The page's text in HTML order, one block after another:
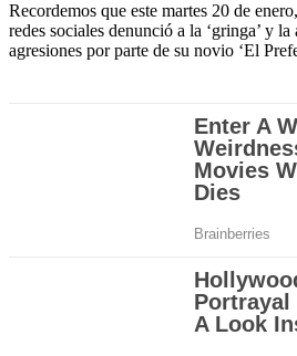
Recordemos que este martes 20 de
redes sociales denunció a la ‘gringa’ y
agresiones por parte de su novio ‘El